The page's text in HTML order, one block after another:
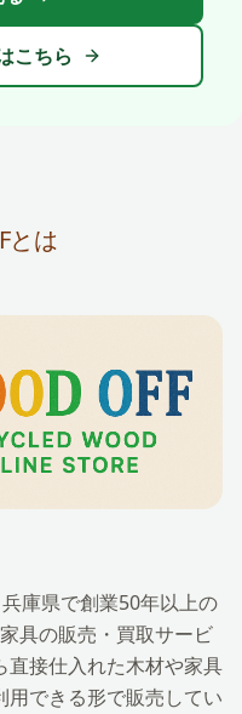
こちら
とは
庫県で創業50年以上の
具の販売・買取サービ
直接仕入れた木材や家具
用できる形で販売してい